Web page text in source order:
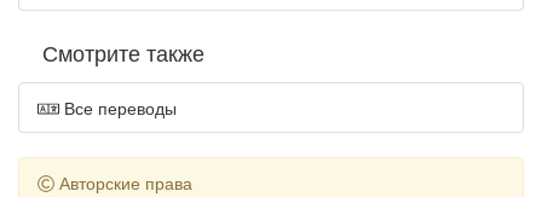
Смотрите также
Все переводы
Авторские права